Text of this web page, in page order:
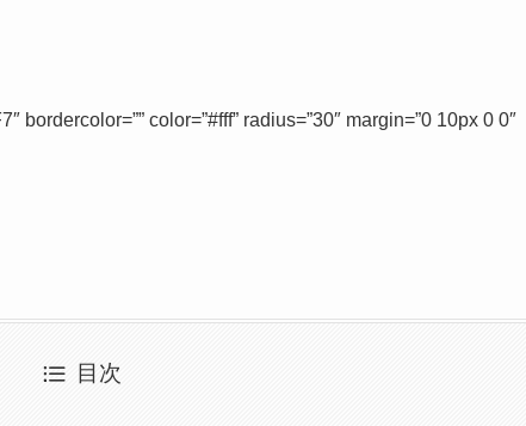
bordercolor=”” color=”#fff” radius=”30″ margin=”0 10px 0 0″
目次